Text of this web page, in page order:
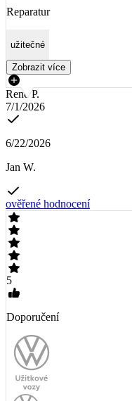
Reparatur
užitečné
Zobrazit více
René P.
7/1/2026
6/22/2026
Jan W.
ověřené hodnocení
5
Doporučení